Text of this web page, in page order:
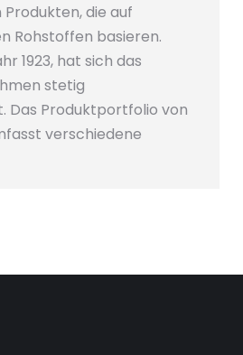
die auf
Rohstoffen basieren.
1923, hat sich das
stetig
Das Produktportfolio von
verschiedene